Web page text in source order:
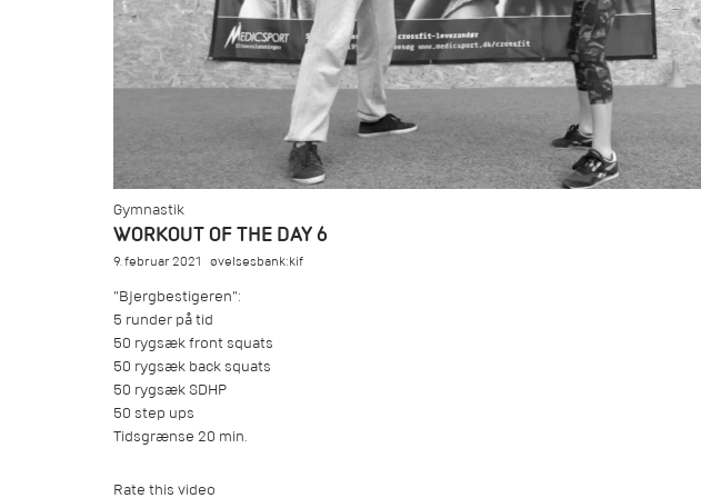
Gymnastik
WORKOUT OF THE DAY 6
9. februar 2021 øvelsesbank:kif
"Bjergbestigeren":
5 runder på tid
50 rygsæk front squats
50 rygsæk back squats
50 rygsæk SDHP
50 step ups
Tidsgrænse 20 min.
Rate this video